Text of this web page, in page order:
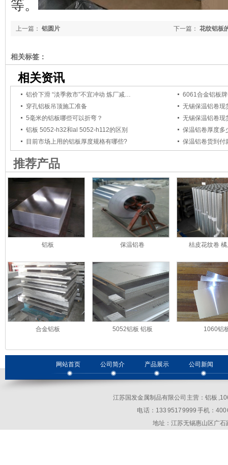
等。
下一篇： 花纹铝板
上一篇： 铝圆片
相关标签：
相关资讯
铝价下滑 “淡季救市”不宜冲动 炼厂减…
6061合金铝板
穿孔铝板吊顶施工准备
无锡保温铝卷现
5毫米的铝板哪些可以折弯？
无锡保温铝卷现
铝板 5052-h32和al 5052-h112的区别
保温铝卷厚度多
目前市场上用的铝板厚度规格有哪些?
保温铝卷货到付
推荐产品
铝板 保温铝卷 桔皮花纹卷
合金铝板 5052铝板 铝板 1060铝
网站首页 公司简介 产品展示 公司新闻
江苏国发金属制品有限公司 主营：铝板
电 话：133 9517 9999 手机：
地址：江苏无锡惠山区广